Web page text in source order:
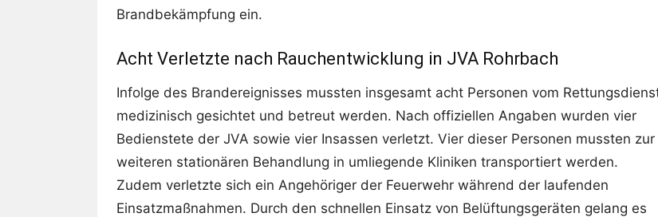
Brandbekämpfung ein.
Acht Verletzte nach Rauchentwicklung in JVA Rohrbach
Infolge des Brandereignisses mussten insgesamt acht Personen vom
medizinisch gesichtet und betreut werden. Nach offiziellen Angaben wurden vier
Bedienstete der JVA sowie vier Insassen verletzt. Vier dieser Personen mussten zur
weiteren stationären Behandlung in umliegende Kliniken transportiert werden.
Zudem verletzte sich ein Angehöriger der Feuerwehr während der laufenden
Einsatzmaßnahmen. Durch den schnellen Einsatz von Belüftungsgeräten gelang es